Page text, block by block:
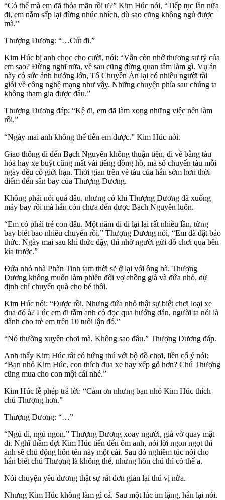
“Có thế mà em đã thỏa mãn rồi ư?” Kim Húc nói, “Tiếp tục lần nữa
đi, em nằm sấp lại đừng nhúc nhích, dù sao cũng không ngủ được
mà.”
Thượng Dương: “…Cút đi.”
Kim Húc bị anh chọc cho cười, nói: “Vẫn còn nhớ thương sư tỷ của
em sao? Đừng nghĩ nữa, về sau cũng đừng quan tâm làm gì. Vụ án
này có sức ảnh hưởng lớn, Tổ Chuyên Án lại có nhiều người tài
giỏi về công nghệ mạng như vậy. Những chuyện phía sau chúng ta
không tham gia được đâu.”
Thượng Dương đáp: “Kệ đi, em đã làm xong những việc nên làm
rồi.”
“Ngày mai anh không thể tiễn em được.” Kim Húc nói.
Giao thông đi đến Bạch Nguyên không thuận tiện, đi về bằng tàu
hỏa hay xe buýt cũng mất vài tiếng đồng hồ, mà số chuyến tàu mỗi
ngày đều có giới hạn. Thời gian trên vé tàu của hắn sớm hơn thời
điểm đến sân bay của Thượng Dương.
Không phải nói quá đâu, nhưng có khi Thượng Dương đã xuống
máy bay rồi mà hắn còn chưa đến được Bạch Nguyên luôn.
“Em có phải trẻ con đâu. Một năm đi đi lại lại rất nhiều lần, từng
bay biết bao nhiêu chuyến rồi.” Thượng Dương nói, “Em đã đặt báo
thức. Ngày mai sau khi thức dậy, thì nhờ người gửi đồ chơi qua bên
kia trước.”
Đứa nhỏ nhà Phàn Tinh tạm thời sẽ ở lại với ông bà. Thượng
Dương không muốn làm phiền đôi vợ chồng già và đứa nhỏ, dự
định chỉ chuyển quà cho bé thôi.
Kim Húc nói: “Được rồi. Nhưng đứa nhỏ thật sự biết chơi loại xe
đua đó à? Lúc em đi tắm anh có đọc qua hướng dẫn, người ta nói là
dành cho trẻ em trên 10 tuổi lận đó.”
“Nó thường xuyên chơi mà. Không sao đâu.” Thượng Dương đáp.
Anh thấy Kim Húc rất có hứng thú với bộ đồ chơi, liền cố ý nói:
“Bạn nhỏ Kim Húc, con thích đua xe hay xếp gỗ hơn? Chú Thượng
cũng mua cho con một cái nhé.”
Kim Húc lễ phép trả lời: “Cảm ơn nhưng bạn nhỏ Kim Húc thích
chú Thượng hơn.”
Thượng Dương: “…”
“Ngủ đi, ngủ ngon.” Thượng Dương xoay người, giả vờ quay mặt
đi. Nghĩ thầm đợi Kim Húc tiến đến ôm anh, nói lời ngon ngọt thì
anh sẽ chủ động hôn tên này một cái. Sau đó nghiêm túc nói cho
hắn biết chú Thượng là không thể, nhưng hôn chú thì có thể a.
Nói chuyện yêu đương thật sự rất đơn giản lại thú vị nữa.
Nhưng Kim Húc không làm gì cả. Sau một lúc im lặng, hắn lại nói.